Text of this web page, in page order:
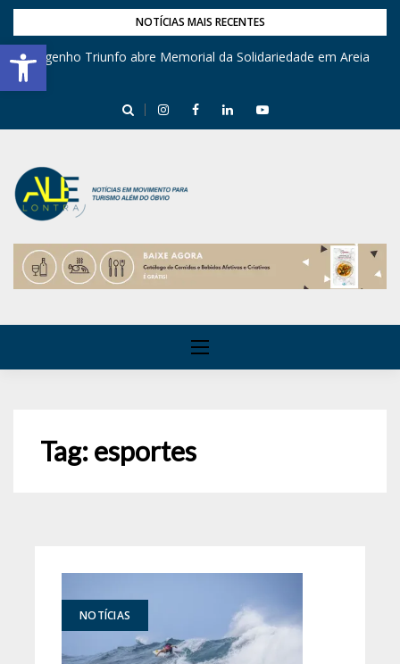
Barra de Ferramentas Aberta
NOTÍCIAS MAIS RECENTES
Engenho Triunfo abre Memorial da Solidariedade em Areia
Tag:esportes
NOTÍCIAS